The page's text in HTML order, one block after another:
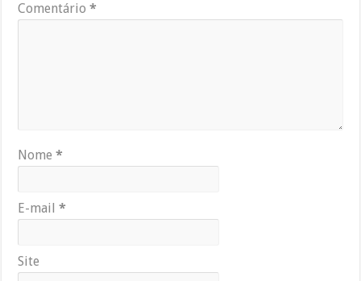
Comentário*
Nome*
E-mail*
Site